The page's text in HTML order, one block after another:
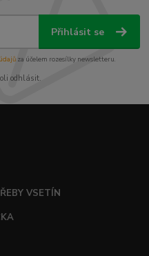
Přihlásit se
za účelem rozesílky newsletteru.
odhlásit.
VSETÍN